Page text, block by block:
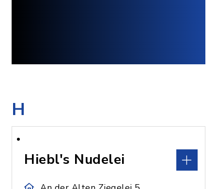
H
Hiebl's Nudelei